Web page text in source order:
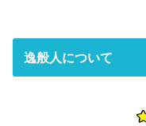
逸般人について